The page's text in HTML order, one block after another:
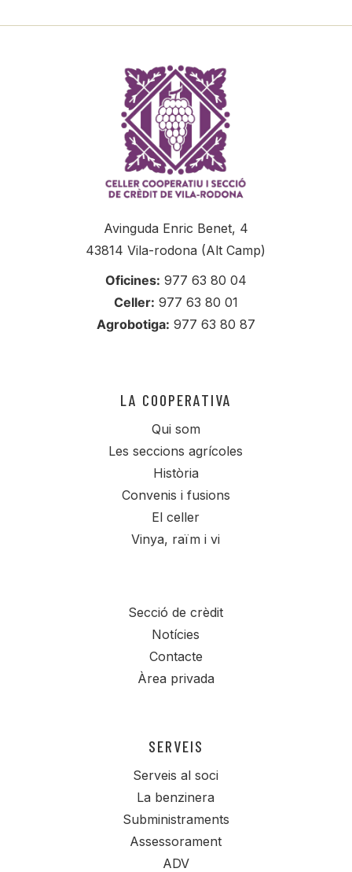
Avinguda Enric Benet, 4
43814 Vila-rodona (Alt Camp)
Oficines: 977 63 80 04
Celler: 977 63 80 01
Agrobotiga: 977 63 80 87
LA COOPERATIVA
Qui som
Les seccions agrícoles
Història
Convenis i fusions
El celler
Vinya, raïm i vi
Secció de crèdit
Notícies
Contacte
Àrea privada
SERVEIS
Serveis al soci
La benzinera
Subministraments
Assessorament
ADV